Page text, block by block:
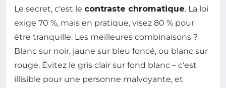
Le secret, c'est le contraste chromatique. La loi
exige 70 %, mais en pratique, visez 80 % pour
être tranquille. Les meilleures combinaisons ?
Blanc sur noir, jaune sur bleu foncé, ou blanc sur
rouge. Évitez le gris clair sur fond blanc – c'est
illisible pour une personne malvoyante, et